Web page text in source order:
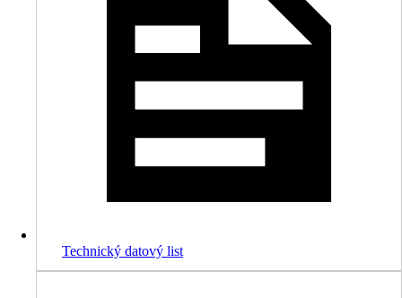
Technický datový list